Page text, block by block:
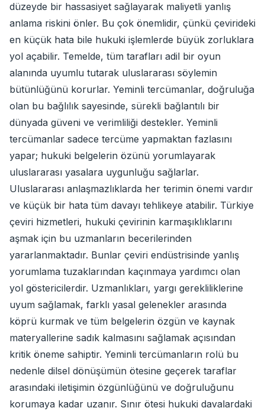
düzeyde bir hassasiyet sağlayarak maliyetli yanlış
anlama riskini önler. Bu çok önemlidir, çünkü çevirideki
en küçük hata bile hukuki işlemlerde büyük zorluklara
yol açabilir. Temelde, tüm tarafları adil bir oyun
alanında uyumlu tutarak uluslararası söylemin
bütünlüğünü korurlar. Yeminli tercümanlar, doğruluğa
olan bu bağlılık sayesinde, sürekli bağlantılı bir
dünyada güveni ve verimliliği destekler. Yeminli
tercümanlar sadece tercüme yapmaktan fazlasını
yapar; hukuki belgelerin özünü yorumlayarak
uluslararası yasalara uygunluğu sağlarlar.
Uluslararası anlaşmazlıklarda her terimin önemi vardır
ve küçük bir hata tüm davayı tehlikeye atabilir. Türkiye
çeviri hizmetleri, hukuki çevirinin karmaşıklıklarını
aşmak için bu uzmanların becerilerinden
yararlanmaktadır. Bunlar çeviri endüstrisinde yanlış
yorumlama tuzaklarından kaçınmaya yardımcı olan
yol göstericilerdir. Uzmanlıkları, yargı gerekliliklerine
uyum sağlamak, farklı yasal gelenekler arasında
köprü kurmak ve tüm belgelerin özgün ve kaynak
materyallerine sadık kalmasını sağlamak açısından
kritik öneme sahiptir. Yeminli tercümanların rolü bu
nedenle dilsel dönüşümün ötesine geçerek taraflar
arasındaki iletişimin özgünlüğünü ve doğruluğunu
korumaya kadar uzanır. Sınır ötesi hukuki davalardaki